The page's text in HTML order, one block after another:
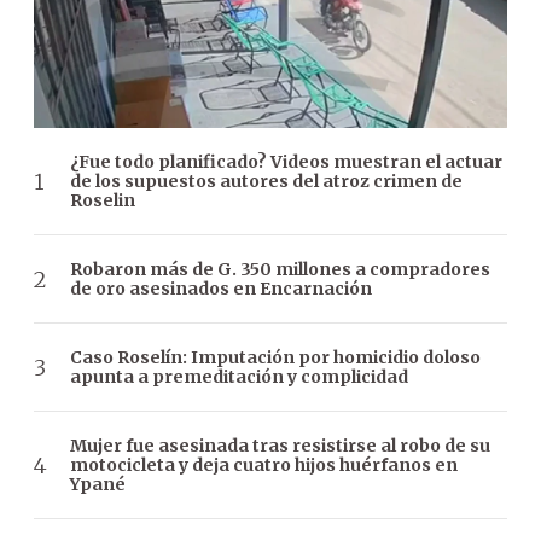
¿Fue todo planificado? Videos muestran el actuar
de los supuestos autores del atroz crimen de
Roselin
Robaron más de G. 350 millones a compradores
de oro asesinados en Encarnación
Caso Roselín: Imputación por homicidio doloso
apunta a premeditación y complicidad
Mujer fue asesinada tras resistirse al robo de su
motocicleta y deja cuatro hijos huérfanos en
Ypané